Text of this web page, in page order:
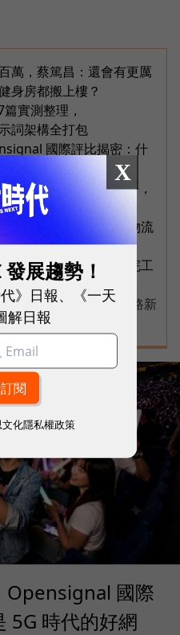
萬，蔡篤昌：還會有更厲
身房都搬上樓？
實測整理，
詞架構全打包
國際評比揭密：什
排！最低調的二代鄭平，
定價？
為何仍導入機器人？物流
工難題
你讀Gmail、自動跑完工
次看
奪國際雙冠揭密好網路新
Opensignal 國際
5G 時代的好網
X
展趨勢！
》日報、《一天
解日報
文化隱私權政策